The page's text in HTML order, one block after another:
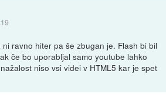
ravno hiter pa še zbugan je. Flash bi bil
če bo uporabljal samo youtube lahko
niso vsi videi v HTML5 kar je spet